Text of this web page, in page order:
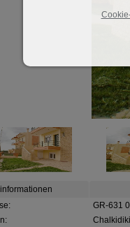
GR-631